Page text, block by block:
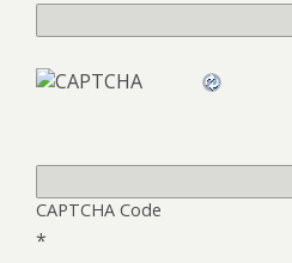
CAPTCHA Code
*